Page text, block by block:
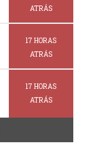
ATRÁS
17 HORAS
ATRÁS
17 HORAS
ATRÁS